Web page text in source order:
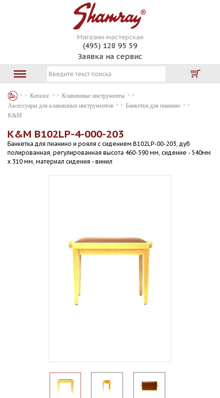
Магазин-мастерская
(495) 128 95 59
Заявка на сервис
Каталог
Клавишные инструменты
Аксессуары для клавишных инструментов
Банкетки для пианино
K&M
K&M B102LP-4-000-203
Банкетка для пианино и рояля с сидением B102LP-00-203, дуб
полированная, регулированная высота 460-590 мм, сидение - 540мм
х 310 мм, материал сидения - винил